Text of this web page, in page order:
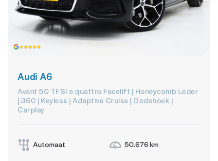
Audi A6
Avant 50 TFSI e quattro Facelift | Honeycomb Leder
| 360 | Keyless | Adaptive Cruise | Dodehoek |
Carplay
Automaat 50.676 km